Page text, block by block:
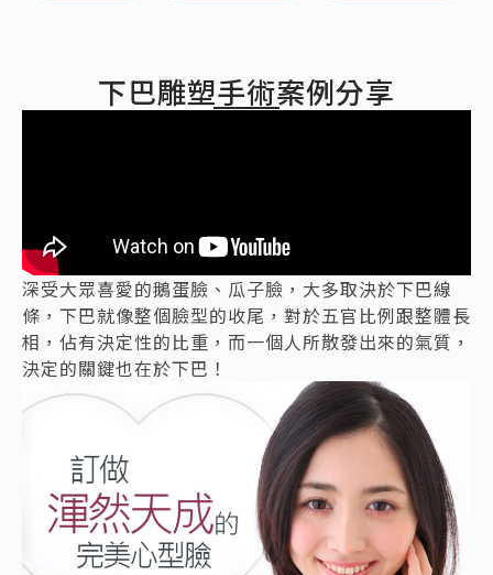
下巴雕塑手術案例分享
深受大眾喜愛的鵝蛋臉、瓜子臉，大多取決於下巴線
條，下巴就像整個臉型的收尾，對於五官比例跟整體長
相，佔有決定性的比重，而一個人所散發出來的氣質，
決定的關鍵也在於下巴！